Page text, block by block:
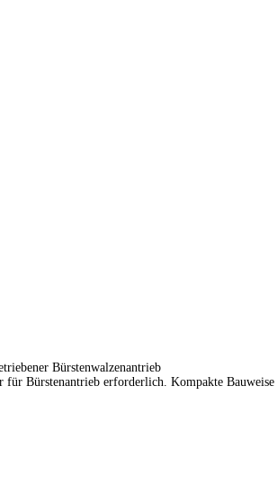
Bürstenwalzenantrieb
für Bürstenantrieb erforderlich. Kompakte